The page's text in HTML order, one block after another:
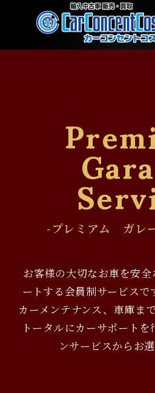
-プレミアム ガレ
お客様の大切なお車を安
ートする会員制サービスで
カーメンテナンス、車庫ま
トータルにカーサポートを
ンサービスからお